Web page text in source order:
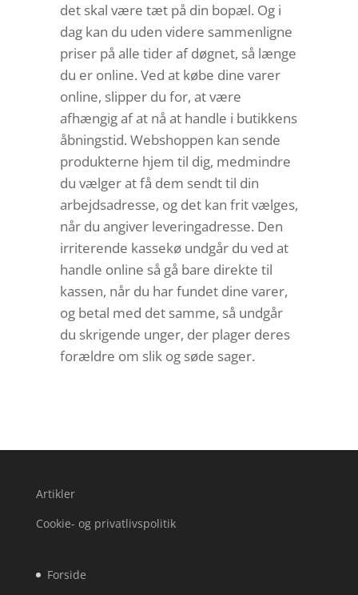
det skal være tæt på din bopæl. Og i
dag kan du uden videre sammenligne
priser på alle tider af døgnet, så længe
du er online. Ved at købe dine varer
online, slipper du for, at være
afhængig af at nå at handle i butikkens
åbningstid. Webshoppen kan sende
produkterne hjem til dig, medmindre
du vælger at få dem sendt til din
arbejdsadresse, og det kan frit vælges,
når du angiver leveringadresse. Den
irriterende kassekø undgår du ved at
handle online så gå bare direkte til
kassen, når du har fundet dine varer,
og betal med det samme, så undgår
du skrigende unger, der plager deres
forældre om slik og søde sager.
Artikler
Cookie- og privatlivspolitik
Forside